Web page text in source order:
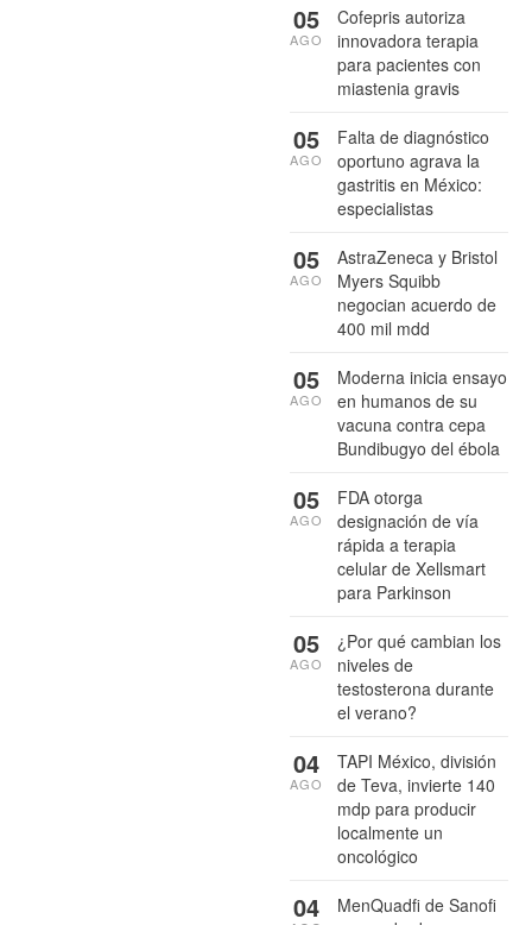
Cofepris autoriza
innovadora terapia
para pacientes con
miastenia gravis
05
AGO
Falta de diagnóstico
oportuno agrava la
gastritis en México:
especialistas
05
AGO
AstraZeneca y Bristol
Myers Squibb
negocian acuerdo de
400 mil mdd
05
AGO
Moderna inicia ensayo
en humanos de su
vacuna contra cepa
Bundibugyo del ébola
05
AGO
FDA otorga
designación de vía
rápida a terapia
celular de Xellsmart
para Parkinson
05
AGO
¿Por qué cambian los
niveles de
testosterona durante
el verano?
05
AGO
TAPI México, división
de Teva, invierte 140
mdp para producir
localmente un
oncológico
04
AGO
MenQuadfi de Sanofi
04